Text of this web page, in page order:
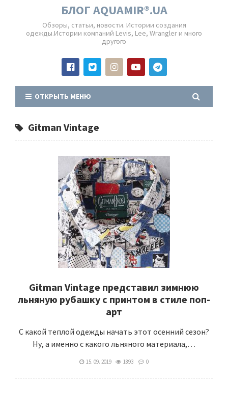
БЛОГ AQUAMIR®.UA
Обзоры, статьи, новости. Истории создания
одежды.Истории компаний Levis, Lee, Wrangler и много
другого
ОТКРЫТЬ МЕНЮ
Gitman Vintage
Gitman Vintage представил зимнюю
льняную рубашку с принтом в стиле поп-
арт
С какой теплой одежды начать этот осенний сезон?
Ну, а именно с какого льняного материала,…
15. 09. 2019 1893 0